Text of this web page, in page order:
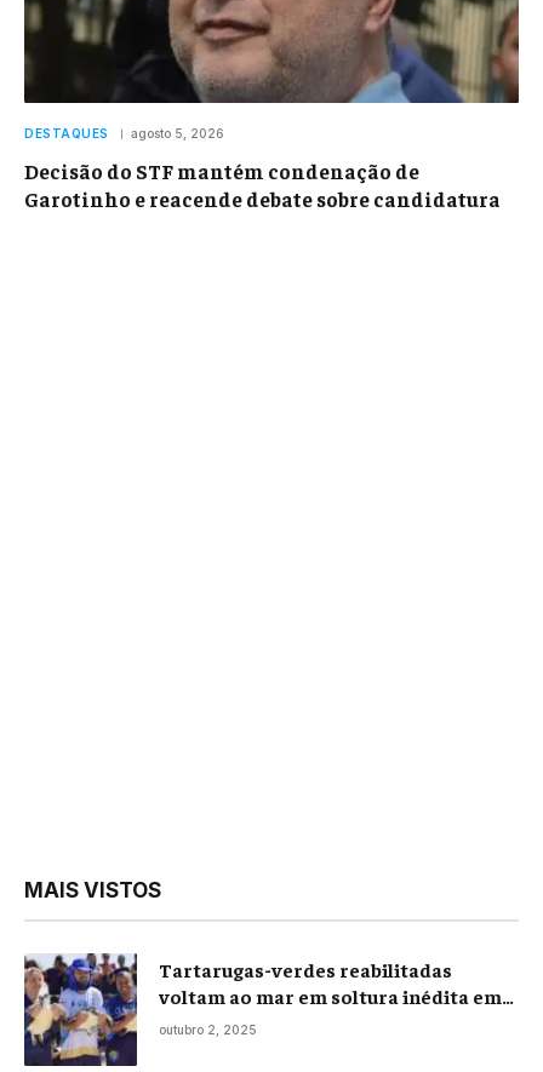
DESTAQUES agosto 5, 2026
Decisão do STF mantém condenação de
Garotinho e reacende debate sobre candidatura
MAIS VISTOS
Tartarugas-verdes reabilitadas
voltam ao mar em soltura inédita em
Praia Seca
outubro 2, 2025